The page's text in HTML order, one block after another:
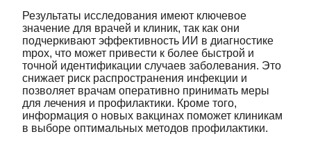
Результаты исследования имеют ключевое
значение для врачей и клиник, так как они
подчеркивают эффективность ИИ в диагностике
mpox, что может привести к более быстрой и
точной идентификации случаев заболевания. Это
снижает риск распространения инфекции и
позволяет врачам оперативно принимать меры
для лечения и профилактики. Кроме того,
информация о новых вакцинах поможет клиникам
в выборе оптимальных методов профилактики.